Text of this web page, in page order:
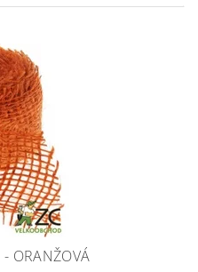
ORANŽOVÁ